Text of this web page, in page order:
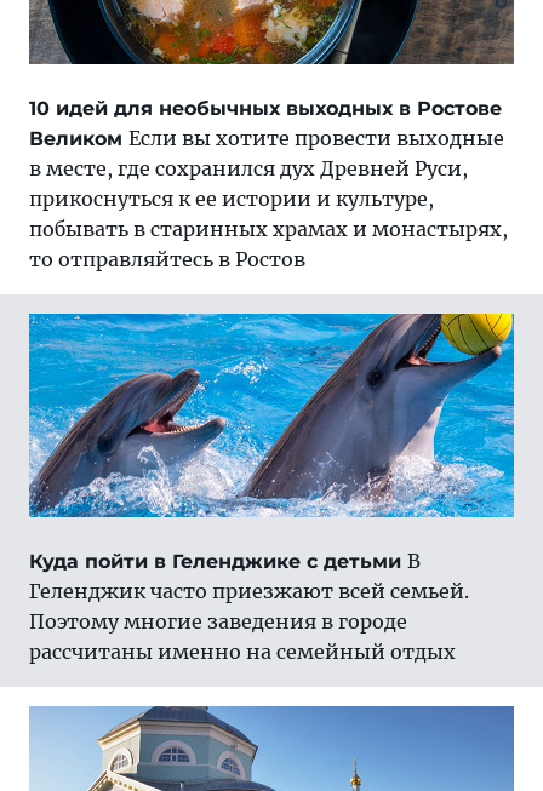
10 идей для необычных выходных в Ростове
Великом Если вы хотите провести выходные
в месте, где сохранился дух Древней Руси,
прикоснуться к ее истории и культуре,
побывать в старинных храмах и монастырях,
то отправляйтесь в Ростов
Куда пойти в Геленджике с детьми В
Геленджик часто приезжают всей семьей.
Поэтому многие заведения в городе
рассчитаны именно на семейный отдых